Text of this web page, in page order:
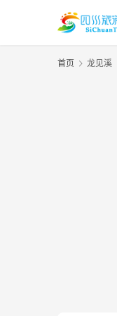
首页 龙见溪